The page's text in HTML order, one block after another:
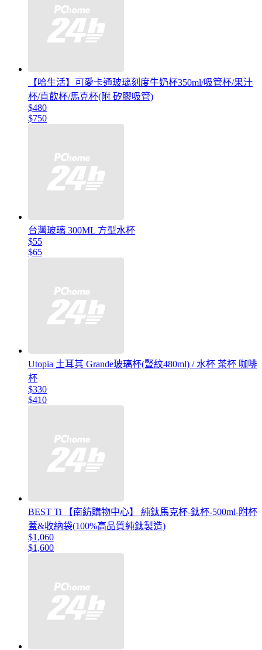
【哈生活】可愛卡通玻璃刻度牛奶杯350ml/吸管杯/果汁
杯/直飲杯/馬克杯(附 矽膠吸管)
$480
$750
台灣玻璃 300ML 方型水杯
$55
$65
Utopia 土耳其 Grande玻璃杯(豎紋480ml) / 水杯 茶杯 咖啡
杯
$330
$410
BEST Ti 【南紡購物中心】 純鈦馬克杯-鈦杯-500ml-附杯
蓋&收納袋(100%高品質純鈦製造)
$1,060
$1,600